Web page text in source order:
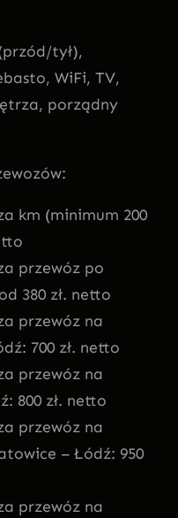
tył),
WiFi, TV,
porządny
km (minimum 200
przewóz po
380 zł. netto
przewóz na
700 zł. netto
przewóz na
800 zł. netto
przewóz na
– Łódź: 950
przewóz na